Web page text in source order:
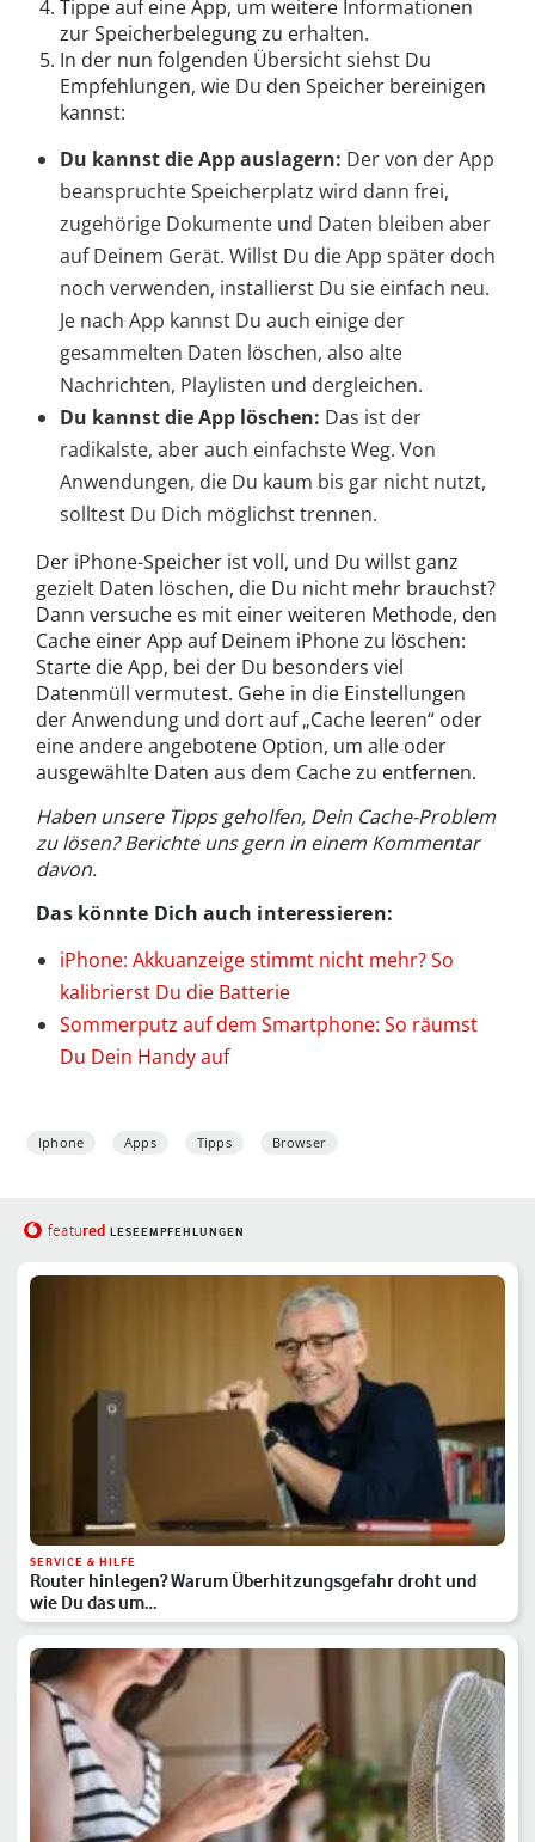
Tippe auf eine App, um weitere Informationen
zur Speicherbelegung zu erhalten.
In der nun folgenden Übersicht siehst Du
Empfehlungen, wie Du den Speicher bereinigen
kannst:
Du kannst die App auslagern: Der von der App
beanspruchte Speicherplatz wird dann frei,
zugehörige Dokumente und Daten bleiben aber
auf Deinem Gerät. Willst Du die App später doch
noch verwenden, installierst Du sie einfach neu.
Je nach App kannst Du auch einige der
gesammelten Daten löschen, also alte
Nachrichten, Playlisten und dergleichen.
Du kannst die App löschen: Das ist der
radikalste, aber auch einfachste Weg. Von
Anwendungen, die Du kaum bis gar nicht nutzt,
solltest Du Dich möglichst trennen.
Der iPhone-Speicher ist voll, und Du willst ganz
gezielt Daten löschen, die Du nicht mehr brauchst?
Dann versuche es mit einer weiteren Methode, den
Cache einer App auf Deinem iPhone zu löschen:
Starte die App, bei der Du besonders viel
Datenmüll vermutest. Gehe in die Einstellungen
der Anwendung und dort auf „Cache leeren“ oder
eine andere angebotene Option, um alle oder
ausgewählte Daten aus dem Cache zu entfernen.
Haben unsere Tipps geholfen, Dein Cache-Problem
zu lösen? Berichte uns gern in einem Kommentar
davon.
Das könnte Dich auch interessieren:
iPhone: Akkuanzeige stimmt nicht mehr? So
kalibrierst Du die Batterie
Sommerputz auf dem Smartphone: So räumst
Du Dein Handy auf
Iphone Apps Tipps Browser
featured LESEEMPFEHLUNGEN
SERVICE & HILFE
Router hinlegen? Warum Überhitzungsgefahr droht und
wie Du das um…